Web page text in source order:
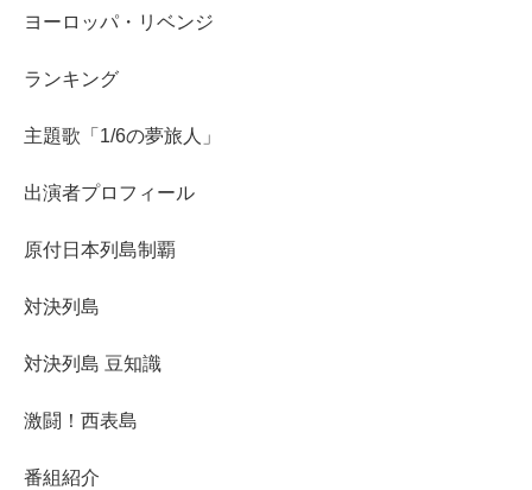
ヨーロッパ・リベンジ
ランキング
主題歌「1/6の夢旅人」
出演者プロフィール
原付日本列島制覇
対決列島
対決列島 豆知識
激闘！西表島
番組紹介